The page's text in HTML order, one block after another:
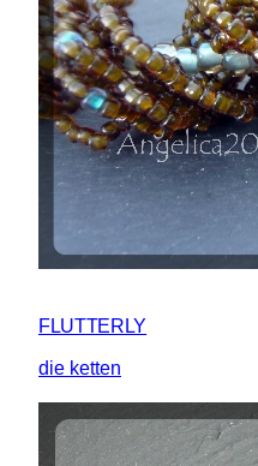
FLUTTERLY
die ketten